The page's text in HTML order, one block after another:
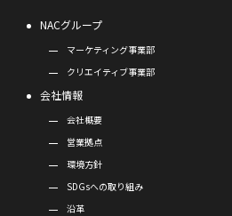
NACグループ
マーケティング事業部
クリエイティブ事業部
会社情報
会社概要
営業拠点
環境方針
SDGsへの取り組み
沿革